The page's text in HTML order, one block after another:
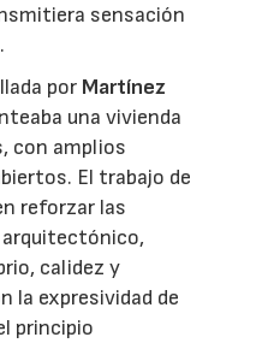
sensación
por Martínez
una vivienda
con amplios
El trabajo de
reforzar las
calidez y
la expresividad de
principio